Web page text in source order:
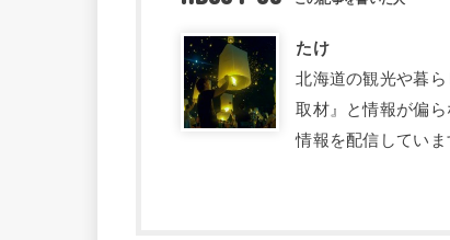
たけ
北海道の観光や暮
取材』と情報が偏
情報を配信していま